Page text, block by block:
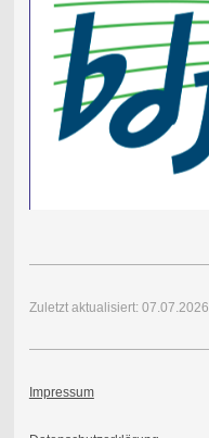
Zuletzt aktualisiert: 07.07.2026
Impressum